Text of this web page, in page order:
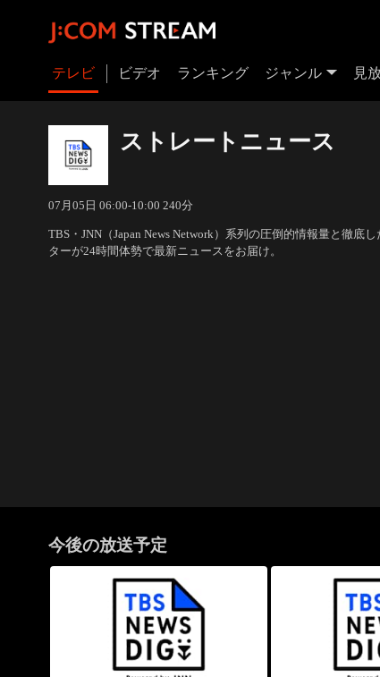
テレビ ビデオ ランキング ジャンル 見
ストレートニュース
07月05日 06:00-10:00 240分
TBS・JNN（Japan News Network）系列の圧倒的情報量と徹底
ターが24時間体勢で最新ニュースをお届け。
今後の放送予定